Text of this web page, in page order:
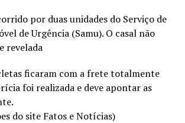
por duas unidades do Serviço de
de Urgência (Samu). O casal não
revelada
ficaram com a frete totalmente
foi realizada e deve apontar as
do site Fatos e Notícias)